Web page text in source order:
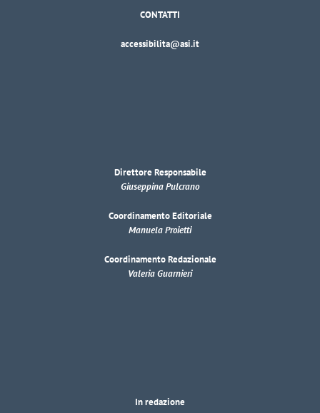
CONTATTI
accessibilita@asi.it
Direttore Responsabile
Giuseppina Pulcrano
Coordinamento Editoriale
Manuela Proietti
Coordinamento Redazionale
Valeria Guarnieri
In redazione